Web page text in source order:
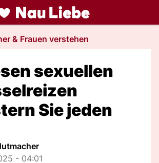
& Frauen verstehen
sexuellen
Sie jeden
- 04:01